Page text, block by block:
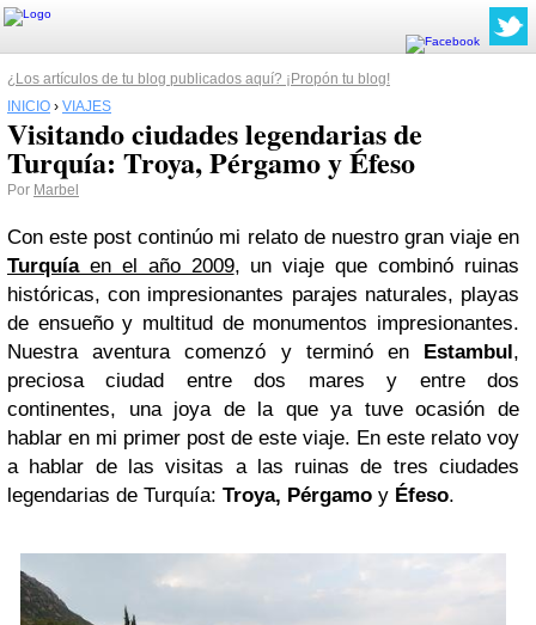
¿Los artículos de tu blog publicados aquí? ¡Propón tu blog!
INICIO › VIAJES
Visitando ciudades legendarias de
Turquía: Troya, Pérgamo y Éfeso
Por Marbel
Con este post continúo mi relato de nuestro gran viaje en
Turquíaen el año 2009, un viaje que combinó ruinas
históricas, con impresionantes parajes naturales, playas
de ensueño y multitud de monumentos impresionantes.
Nuestra aventura comenzó y terminó en Estambul,
preciosa ciudad entre dos mares y entre dos
continentes, una joya de la que ya tuve ocasión de
hablar en mi primer post de este viaje. En este relato voy
a hablar de las visitas a las ruinas de tres ciudades
legendarias de Turquía: Troya, Pérgamo y Éfeso.